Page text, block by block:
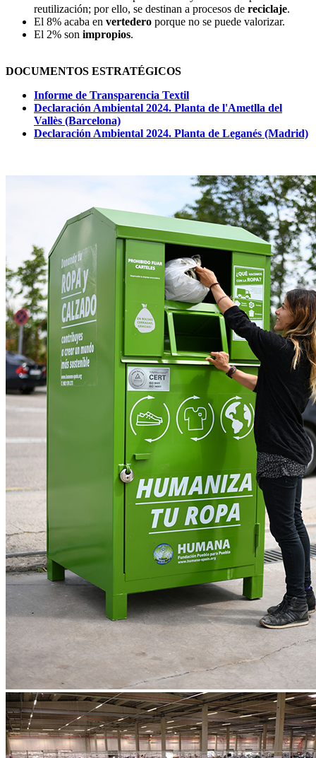
reutilización; por ello, se destinan a procesos de reciclaje.
El 8% acaba en vertedero porque no se puede valorizar.
El 2% son impropios.
DOCUMENTOS ESTRATÉGICOS
Informe de Transparencia Textil
Declaración Ambiental 2024. Planta de l'Ametlla del
Vallès (Barcelona)
Declaración Ambiental 2024. Planta de Leganés (Madrid)